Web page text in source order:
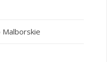
Malborskie